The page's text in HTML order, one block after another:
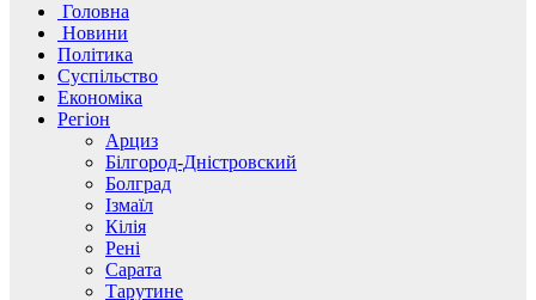
Головна
Новини
Політика
Суспільство
Економіка
Регіон
Арциз
Білгород-Дністровский
Болград
Ізмаїл
Кілія
Рені
Сарата
Тарутине